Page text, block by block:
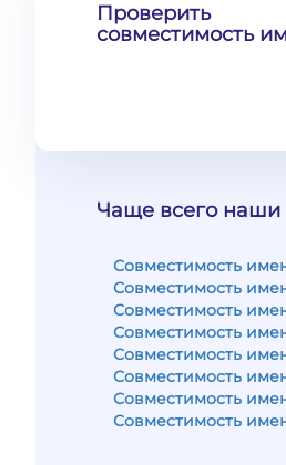
Проверить
совместимость
Чаще всего наши
Совместимость
Совместимость
Совместимость
Совместимость
Совместимость
Совместимость
Совместимость
Совместимость